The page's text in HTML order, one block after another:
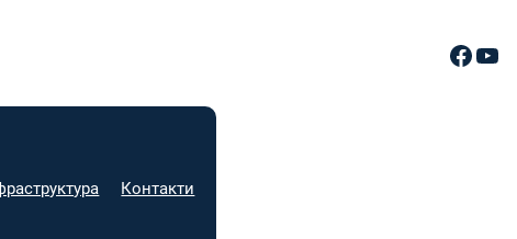
Facebook YouTube
Контакти